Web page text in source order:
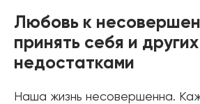
Любовь к
принять себя и
недостатками
Наша жизнь несовершенна.